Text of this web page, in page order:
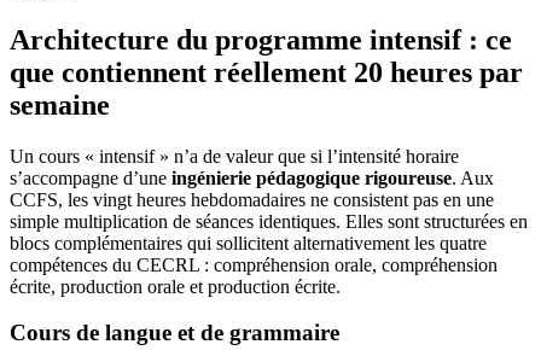
Architecture du programme intensif : ce
que contiennent réellement 20 heures par
semaine
Un cours « intensif » n’a de valeur que si l’intensité horaire
s’accompagne d’une ingénierie pédagogique rigoureuse. Aux
CCFS, les vingt heures hebdomadaires ne consistent pas en une
simple multiplication de séances identiques. Elles sont structurées en
blocs complémentaires qui sollicitent alternativement les quatre
compétences du CECRL : compréhension orale, compréhension
écrite, production orale et production écrite.
Cours de langue et de grammaire